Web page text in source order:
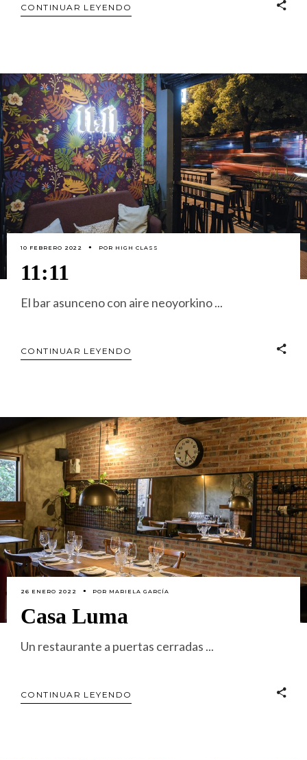
CONTINUAR LEYENDO
10 FEBRERO 2022 POR HIGH CLASS
11:11
El bar asunceno con aire neoyorkino
CONTINUAR LEYENDO
26 ENERO 2022 POR MARIELA GARCÍA
Casa Luma
Un restaurante a puertas cerradas
CONTINUAR LEYENDO